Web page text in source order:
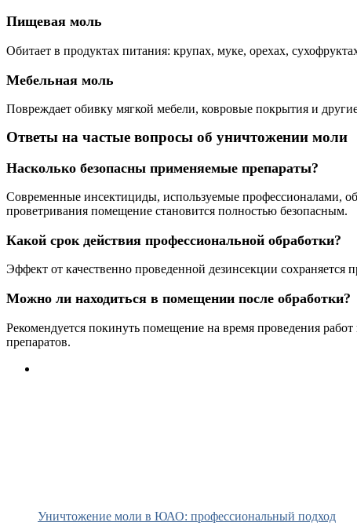
Пищевая моль
Обитает в продуктах питания: крупах, муке, орехах,
Мебельная моль
Повреждает обивку мягкой мебели, ковровые покрытия и
Ответы на частые вопросы об уничтожении моли
Насколько безопасны применяемые препараты?
Современные инсектициды, используемые профессионалами,
проветривания помещение становится полностью безопасным.
Какой срок действия профессиональной обработки?
Эффект от качественно проведенной дезинсекции
Можно ли находиться в помещении после обработки?
Рекомендуется покинуть помещение на время проведения
препаратов.
Уничтожение моли в ЮАО: профессиональный подход